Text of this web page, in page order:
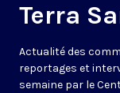
Terra
Actualité des
reportages et
semaine par le